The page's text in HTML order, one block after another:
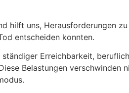
hilft uns, Herausforderungen
entscheiden konnten.
Erreichbarkeit,
Belastungen verschwinden